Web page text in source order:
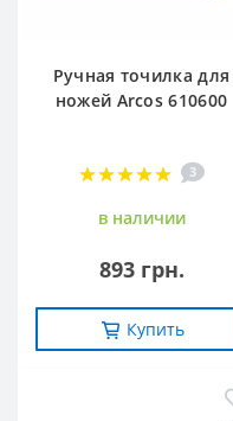
Ручная точилка для
ножей Arcos 610600
3
в наличии
893 грн.
Купить